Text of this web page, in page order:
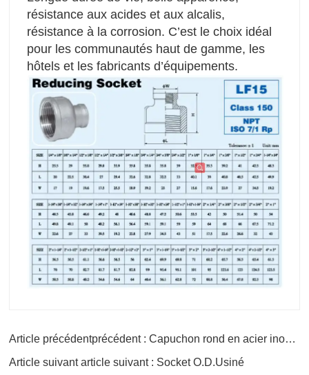
résistance aux acides et aux alcalis,
résistance à la corrosion. C’est le choix idéal
pour les communautés haut de gamme, les
hôtels et les fabricants d’équipements.
Article précédentprécédent : Capuchon rond en acier inoxydable
Article suivant article suivant : Socket O.D.Usiné